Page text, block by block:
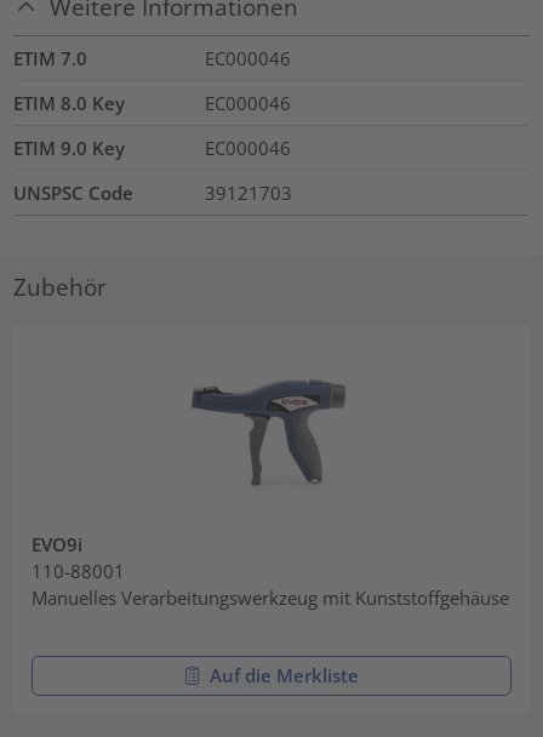
Weitere Informationen
ETIM 7.0
EC000046
ETIM 8.0 Key
EC000046
ETIM 9.0 Key
EC000046
UNSPSC Code
39121703
Zubehör
EVO9i
110-88001
Manuelles Verarbeitungswerkzeug mit Kunststoffgehäuse
Auf die Merkliste